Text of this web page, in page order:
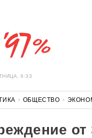
6:33
ОБЩЕСТВО
от